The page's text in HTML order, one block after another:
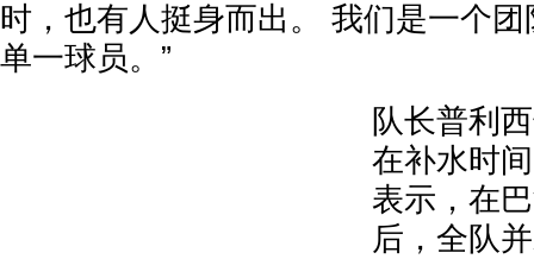
时，也有人挺身而出。 我们是一个
单一球员。”
队长普利
在补水时
表示，在
后，全队